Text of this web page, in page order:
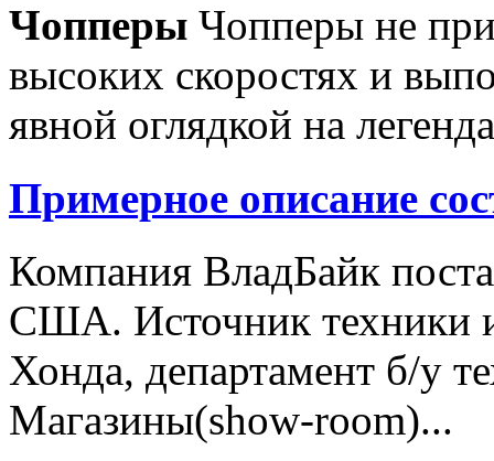
Чопперы Чопперы не
высоких скоростях и
явной оглядкой на
Примерное описание
Компания ВладБайк
США. Источник техники
Хонда, департамент б/у
Магазины(show-room)...